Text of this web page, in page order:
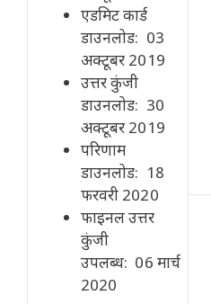
एडमिट कार्ड
डाउनलोड: 03
अक्टूबर 2019
उत्तर कुंजी
डाउनलोड: 30
अक्टूबर 2019
परिणाम
डाउनलोड: 18
फरवरी 2020
फाइनल उत्तर
कुंजी
उपलब्ध: 06 मार्च
2020